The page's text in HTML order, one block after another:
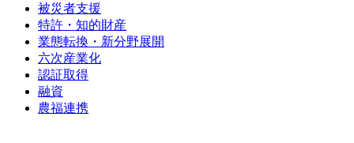
被災者支援
特許・知的財産
業態転換・新分野展開
六次産業化
認証取得
融資
農福連携